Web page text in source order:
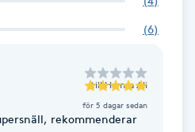
(6)
till Hamsa Ali
för 5 dagar sedan
rekommenderar